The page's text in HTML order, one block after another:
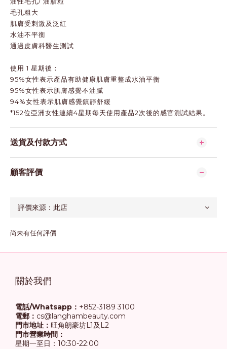
毛孔粗大
肌膚受刺激及泛紅
水油不平衡
通過皮膚科醫生測試
使用 1 星期後：
95%女性表示產品有助健康肌膚重整成水油平衡
95%女性表示肌膚感覺不油膩
94%女性表示肌膚感覺鎮靜舒緩
*152位亞洲女性連續4星期每天使用產品2次後的感官測試結果。
送貨及付款方式
顧客評價
尚未有任何評價
關於我們
電話/Whatsapp： +852-3189 3100
電郵： cs@langhambeauty.com
門市地址： 旺角朗豪坊L1及L2
門市營業時間：
星期一至日：10:30-22:00